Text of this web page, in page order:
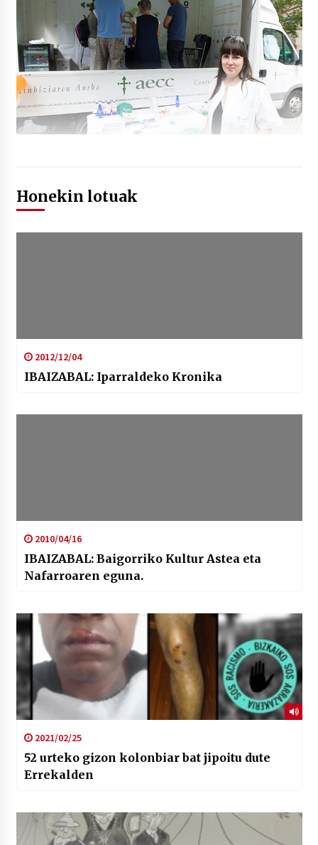
Honekin lotuak
2012/12/04
IBAIZABAL: Iparraldeko Kronika
2010/04/16
IBAIZABAL: Baigorriko Kultur Astea eta
Nafarroaren eguna.
2021/02/25
52 urteko gizon kolonbiar bat jipoitu dute
Errekalden